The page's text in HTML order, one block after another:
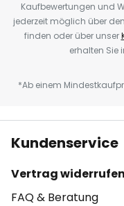
Kaufbewertungen und
jederzeit möglich über
finden oder über unser
erhalten Sie
*Ab einem
Kundenservice
Vertrag widerrufen
FAQ & Beratung